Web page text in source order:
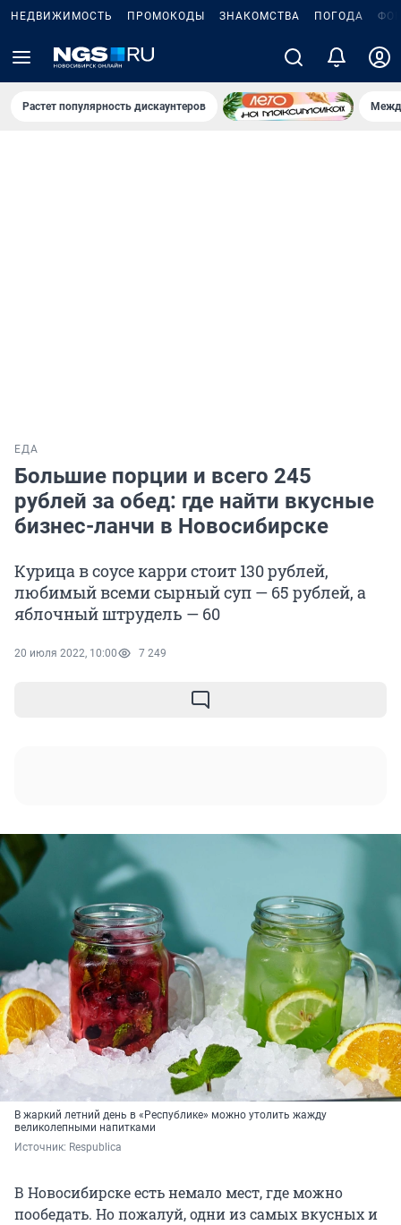
НЕДВИЖИМОСТЬ ПРОМОКОДЫ ЗНАКОМСТВА ПОГОДА
Растет популярность дискаунтеров
ЕДА
Большие порции и всего 245
рублей за обед: где найти вкусные
бизнес-ланчи в Новосибирске
Курица в соусе карри стоит 130 рублей,
любимый всеми сырный суп — 65 рублей, а
яблочный штрудель — 60
20 июля 2022, 10:00 7 249
В жаркий летний день в «Республике» можно утолить жажду
великолепными напитками
Источник: Respublica
В Новосибирске есть немало мест, где можно
пообедать. Но пожалуй, одни из самых вкусных и